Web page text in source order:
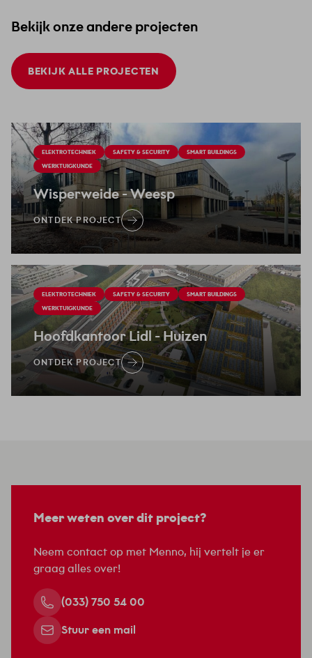
Bekijk onze andere projecten
BEKIJK ALLE PROJECTEN
ELEKTROTECHNIEK SAFETY & SECURITY
SMART BUILDINGS
WERKTUIGKUNDE
Wisperweide- Weesp
ONTDEK PROJECT
ELEKTROTECHNIEK SAFETY & SECURITY
SMART BUILDINGS
WERKTUIGKUNDE
Hoofdkantoor Lidl - Huizen
ONTDEK PROJECT
Meer weten over dit project?
Neem contact op met Menno, hij vertelt je er
graag alles over!
(033) 750 54 00
Stuur een mail